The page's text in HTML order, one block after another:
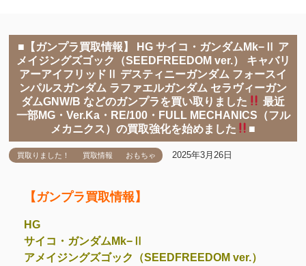
■【ガンプラ買取情報】 HG サイコ・ガンダムMk−Ⅱ ア
メイジングズゴック（SEEDFREEDOM ver.） キャバリ
アーアイフリッドⅡ デスティニーガンダム フォースイ
ンパルスガンダム ラファエルガンダム セラヴィーガン
ダムGNW/B などのガンプラを買い取りました
最近
一部MG・Ver.Ka・RE/100・FULL MECHANICS（フル
メカニクス）の買取強化を始めました
■
買取りました！ 買取情報 おもちゃ 2025年3月26日
【ガンプラ買取情報】
HG
サイコ・ガンダムMk−Ⅱ
アメイジングズゴック（SEEDFREEDOM ver.）